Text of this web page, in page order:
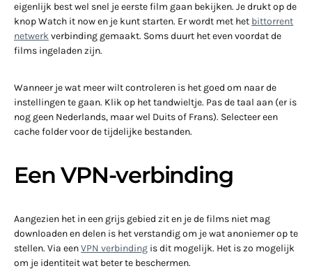
eigenlijk best wel snel je eerste film gaan bekijken. Je drukt op de
knop Watch it now en je kunt starten. Er wordt met het bittorrent
netwerk verbinding gemaakt. Soms duurt het even voordat de
films ingeladen zijn.
Wanneer je wat meer wilt controleren is het goed om naar de
instellingen te gaan. Klik op het tandwieltje. Pas de taal aan (er is
nog geen Nederlands, maar wel Duits of Frans). Selecteer een
cache folder voor de tijdelijke bestanden.
Een VPN-verbinding
Aangezien het in een grijs gebied zit en je de films niet mag
downloaden en delen is het verstandig om je wat anoniemer op te
stellen. Via eenVPN verbinding is dit mogelijk. Het is zo mogelijk
om je identiteit wat beter te beschermen.